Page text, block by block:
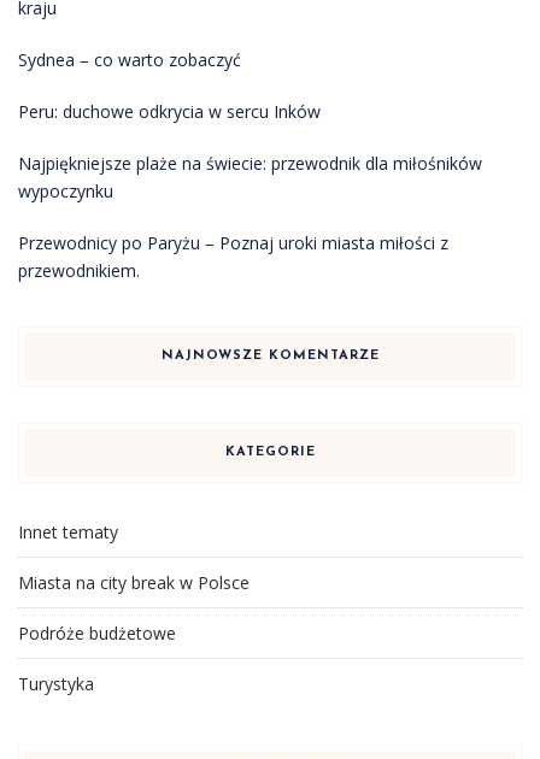
kraju
Sydnea – co warto zobaczyć
Peru: duchowe odkrycia w sercu Inków
Najpiękniejsze plaże na świecie: przewodnik dla miłośników
wypoczynku
Przewodnicy po Paryżu – Poznaj uroki miasta miłości z
przewodnikiem.
NAJNOWSZE KOMENTARZE
KATEGORIE
Innet tematy
Miasta na city break w Polsce
Podróże budżetowe
Turystyka